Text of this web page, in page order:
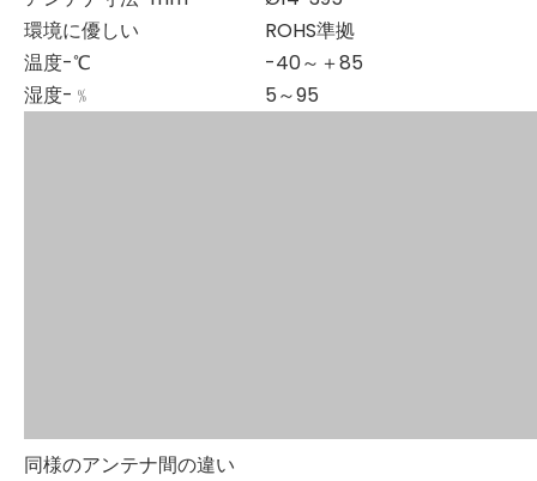
環境に優しい
ROHS準拠
温度-℃
-40～＋85
湿度-﹪
5～95
同様のアンテナ間の違い